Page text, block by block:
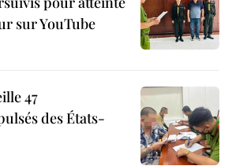
sur YouTube
47
des États-